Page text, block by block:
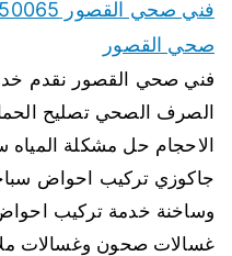
صحي القصور
فني صحي القصور نقدم
الصرف الصحي تصليح
الاحجام حل مشكلة
جاكوزي تركيب احواض
وساخنة خدمة تركيب
غسالات صحون وغسالات